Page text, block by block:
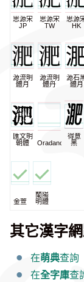
思源宋
JP
思源宋
TW
思源
HK
源流明
體月
源流明
體丹
源石
體月
匯文明
朝體
Oradano
得意
黑
金萱
蘭陽
明體
其它漢字
在萌典查詢
在全字庫查